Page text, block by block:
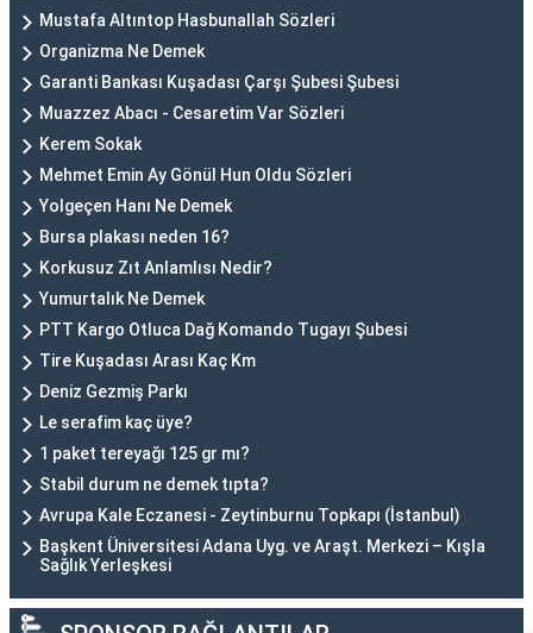
Mustafa Altıntop Hasbunallah Sözleri
Organizma Ne Demek
Garanti Bankası Kuşadası Çarşı Şubesi Şubesi
Muazzez Abacı - Cesaretim Var Sözleri
Kerem Sokak
Mehmet Emin Ay Gönül Hun Oldu Sözleri
Yolgeçen Hanı Ne Demek
Bursa plakası neden 16?
Korkusuz Zıt Anlamlısı Nedir?
Yumurtalık Ne Demek
PTT Kargo Otluca Dağ Komando Tugayı Şubesi
Tire Kuşadası Arası Kaç Km
Deniz Gezmiş Parkı
Le serafim kaç üye?
1 paket tereyağı 125 gr mı?
Stabil durum ne demek tıpta?
Avrupa Kale Eczanesi - Zeytinburnu Topkapı (İstanbul)
Başkent Üniversitesi Adana Uyg. ve Araşt. Merkezi – Kışla
Sağlık Yerleşkesi